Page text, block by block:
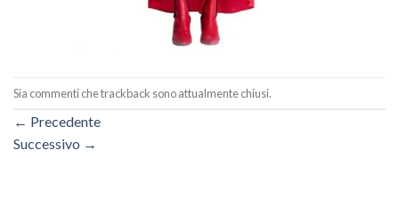
Sia commenti che trackback sono attualmente chiusi.
← Precedente
Successivo →